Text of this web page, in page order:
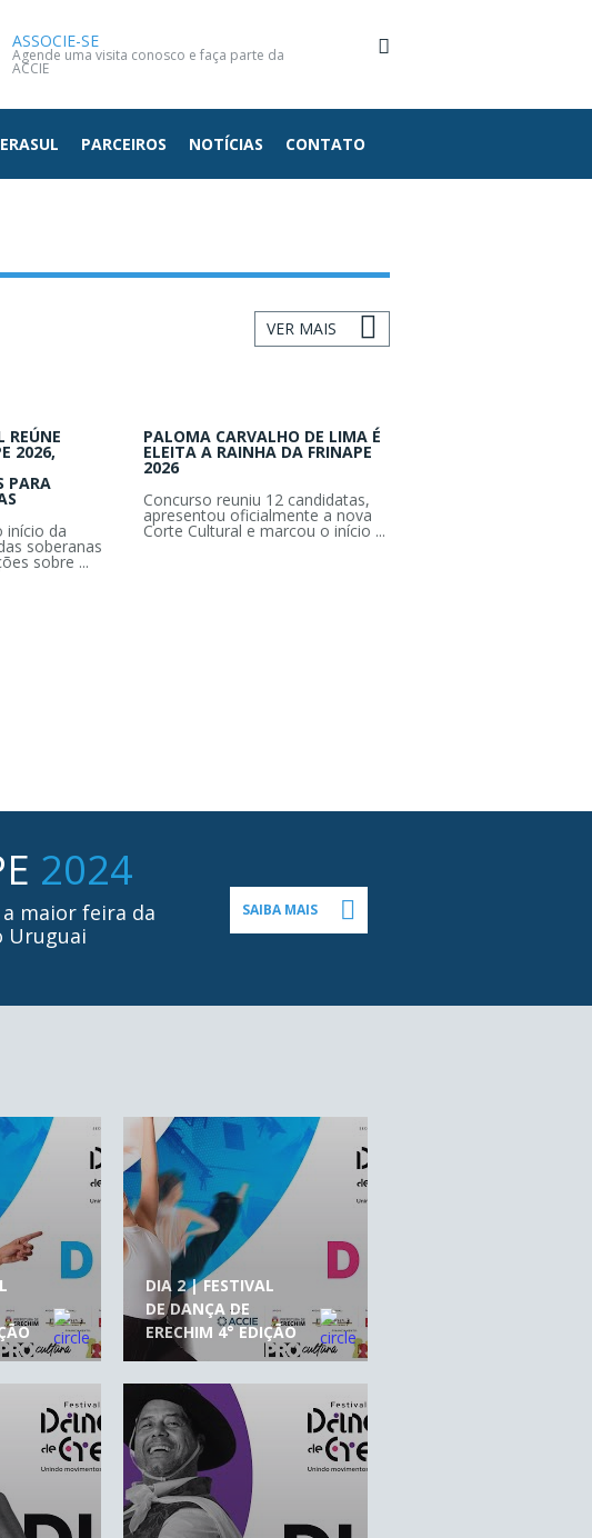
ASSOCIE-SE
Agende uma visita conosco e faça parte da
ACCIE
PARCEIROS NOTÍCIAS CONTATO
VER MAIS
REÚNE
2026,
PARA
início da
soberanas
sobre ...
PALOMA CARVALHO DE LIMA É
ELEITA A RAINHA DA FRINAPE
2026
Concurso reuniu 12 candidatas,
apresentou oficialmente a nova
Corte Cultural e marcou o início ...
2024
maior feira da
Uruguai
SAIBA MAIS
DIA 2 | FESTIVAL
DE DANÇA DE
ERECHIM 4° EDIÇÃO